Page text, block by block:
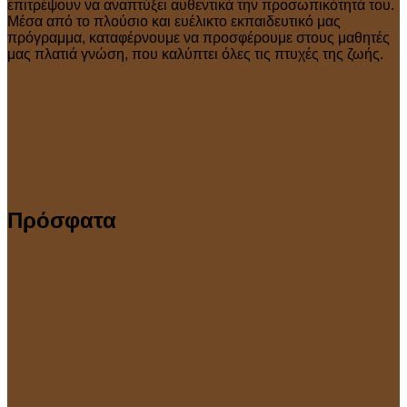
επιτρέψουν να αναπτύξει αυθεντικά την προσωπικότητά του.
Μέσα από το πλούσιο και ευέλικτο εκπαιδευτικό μας
πρόγραμμα, καταφέρνουμε να προσφέρουμε στους μαθητές
μας πλατιά γνώση, που καλύπτει όλες τις πτυχές της ζωής.
Πρόσφατα